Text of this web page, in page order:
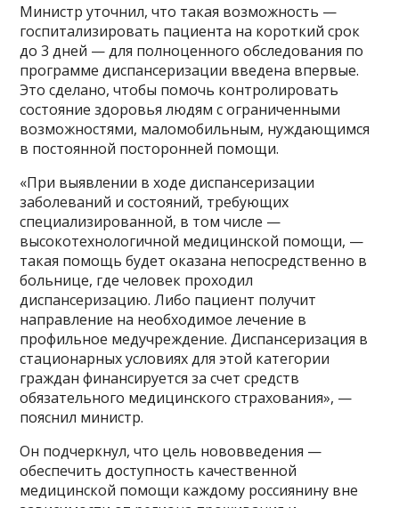
Министр уточнил, что такая возможность —
госпитализировать пациента на короткий срок
до 3 дней — для полноценного обследования по
программе диспансеризации введена впервые.
Это сделано, чтобы помочь контролировать
состояние здоровья людям с ограниченными
возможностями, маломобильным, нуждающимся
в постоянной посторонней помощи.
«При выявлении в ходе диспансеризации
заболеваний и состояний, требующих
специализированной, в том числе —
высокотехнологичной медицинской помощи, —
такая помощь будет оказана непосредственно в
больнице, где человек проходил
диспансеризацию. Либо пациент получит
направление на необходимое лечение в
профильное медучреждение. Диспансеризация в
стационарных условиях для этой категории
граждан финансируется за счет средств
обязательного медицинского страхования», —
пояснил министр.
Он подчеркнул, что цель нововведения —
обеспечить доступность качественной
медицинской помощи каждому россиянину вне